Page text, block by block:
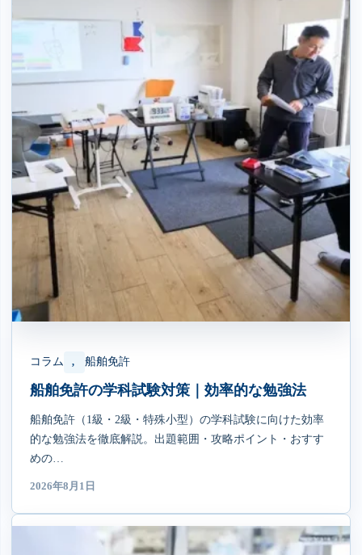
コラム , 船舶免許
船舶免許の学科試験対策｜効率的な勉強法
船舶免許（1級・2級・特殊小型）の学科試験に向けた効率
的な勉強法を徹底解説。出題範囲・攻略ポイント・おすす
めの…
2026年8月1日